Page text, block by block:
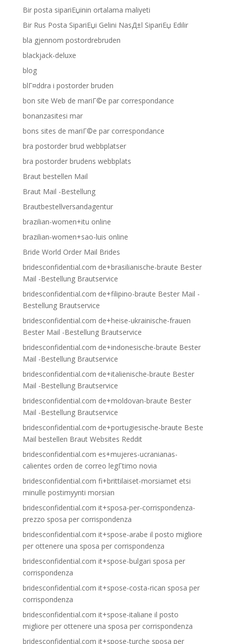
Bir posta sipariЕџinin ortalama maliyeti
Bir Rus Posta SipariЕџi Gelini NasД±l SipariЕџ Edilir
bla gjennom postordrebruden
blackjack-deluxe
blog
blГ¤ddra i postorder bruden
bon site Web de mariГ©e par correspondance
bonanzasitesi mar
bons sites de mariГ©e par correspondance
bra postorder brud webbplatser
bra postorder brudens webbplats
Braut bestellen Mail
Braut Mail -Bestellung
Brautbestellversandagentur
brazilian-women+itu online
brazilian-women+sao-luis online
Bride World Order Mail Brides
bridesconfidential.com de+brasilianische-braute Bester
Mail -Bestellung Brautservice
bridesconfidential.com de+filipino-braute Bester Mail -
Bestellung Brautservice
bridesconfidential.com de+heise-ukrainische-frauen
Bester Mail -Bestellung Brautservice
bridesconfidential.com de+indonesische-braute Bester
Mail -Bestellung Brautservice
bridesconfidential.com de+italienische-braute Bester
Mail -Bestellung Brautservice
bridesconfidential.com de+moldovan-braute Bester
Mail -Bestellung Brautservice
bridesconfidential.com de+portugiesische-braute Beste
Mail bestellen Braut Websites Reddit
bridesconfidential.com es+mujeres-ucranianas-
calientes orden de correo legГ­timo novia
bridesconfidential.com fi+brittilaiset-morsiamet etsi
minulle postimyynti morsian
bridesconfidential.com it+sposa-per-corrispondenza-
prezzo sposa per corrispondenza
bridesconfidential.com it+spose-arabe il posto migliore
per ottenere una sposa per corrispondenza
bridesconfidential.com it+spose-bulgari sposa per
corrispondenza
bridesconfidential.com it+spose-costa-rican sposa per
corrispondenza
bridesconfidential.com it+spose-italiane il posto
migliore per ottenere una sposa per corrispondenza
bridesconfidential.com it+spose-turche sposa per